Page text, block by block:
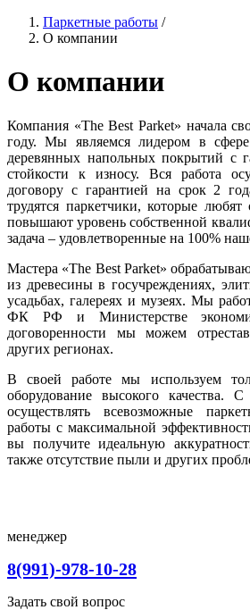
Паркетные работы /
О компании
О компании
Компания «The Best Parket» начала
году. Мы являемся лидером в
деревянных напольных покрытий с
стойкости к износу. Вся работа
договору с гарантией на срок 2
трудятся паркетчики, которые
повышают уровень собственной
задача – удовлетворенные на 100%
Мастера «The Best Parket»
из древесины в госучреждениях,
усадьбах, галереях и музеях. Мы
ФК РФ и Министерстве
договоренности мы можем
других регионах.
В своей работе мы используем
оборудование высокого
осуществлять всевозможные
работы с максимальной
вы получите идеальную
также отсутствие пыли и других
менеджер
8(991)-978-10-28
Задать свой вопрос